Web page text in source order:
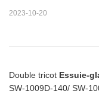
2023-10-20
Double tricot Essuie-
SW-1009D-140/ SW-